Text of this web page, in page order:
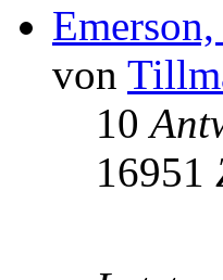
von
10
16951